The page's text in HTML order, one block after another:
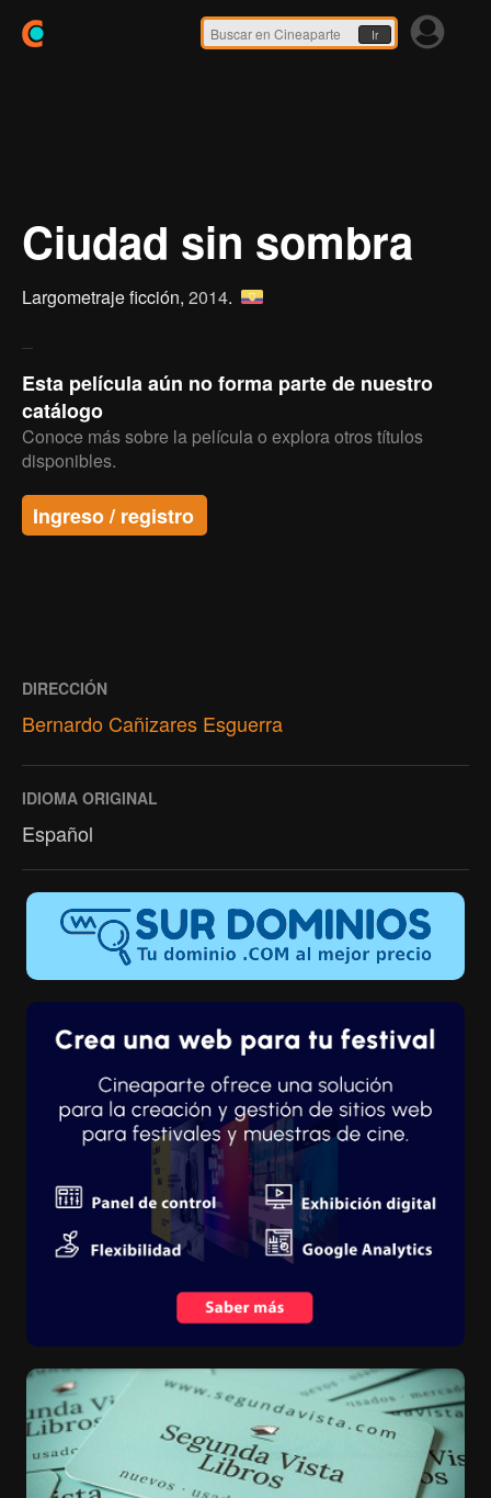
Ir
Ciudad sin sombra
Largometraje ficción, 2014.
Esta película aún no forma parte de nuestro
catálogo
Conoce más sobre la película o explora otros títulos
disponibles.
Ingreso / registro
DIRECCIÓN
Bernardo Cañizares Esguerra
IDIOMA ORIGINAL
Español